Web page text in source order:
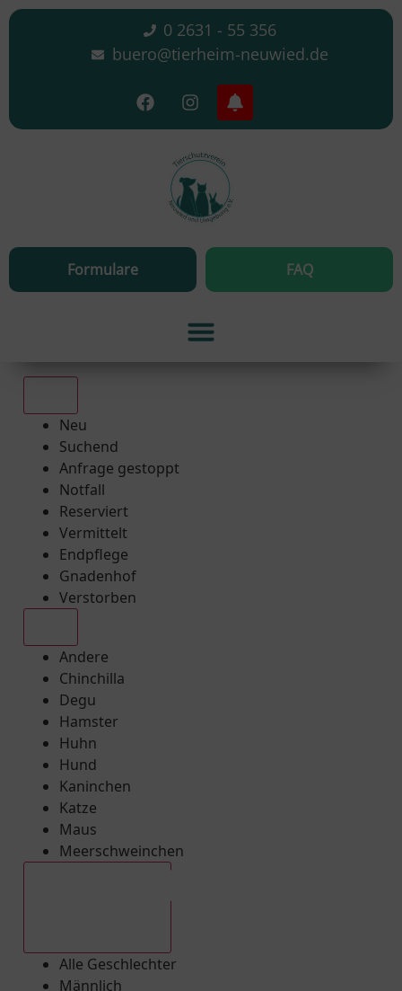
0 2631 - 55 356
buero@tierheim-neuwied.de
Formulare FAQ
Neu
Suchend
Anfrage gestoppt
Notfall
Reserviert
Vermittelt
Endpflege
Gnadenhof
Verstorben
Andere
Chinchilla
Degu
Hamster
Huhn
Hund
Kaninchen
Katze
Maus
Meerschweinchen
Alle Geschlechter
Männlich